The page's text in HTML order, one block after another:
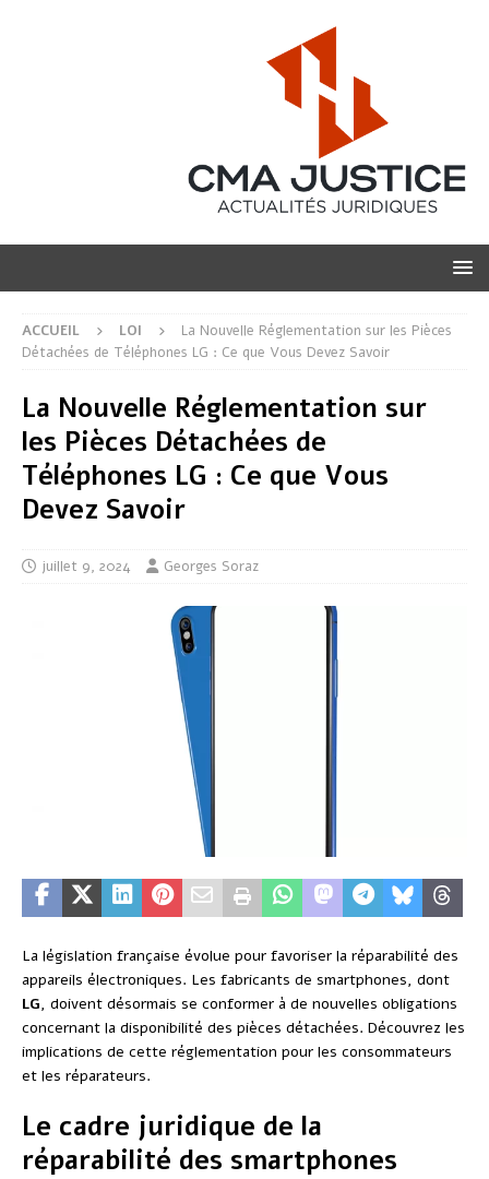
ACCUEIL LOI
La Nouvelle Réglementation sur les Pièces
Détachées de Téléphones LG : Ce que Vous Devez Savoir
La Nouvelle Réglementation sur
les Pièces Détachées de
Téléphones LG : Ce que Vous
Devez Savoir
juillet 9, 2024 Georges Soraz
La législation française évolue pour favoriser la réparabilité des
appareils électroniques. Les fabricants de smartphones, dont
LG, doivent désormais se conformer à de nouvelles obligations
concernant la disponibilité des pièces détachées. Découvrez les
implications de cette réglementation pour les consommateurs
et les réparateurs.
Le cadre juridique de la
réparabilité des smartphones